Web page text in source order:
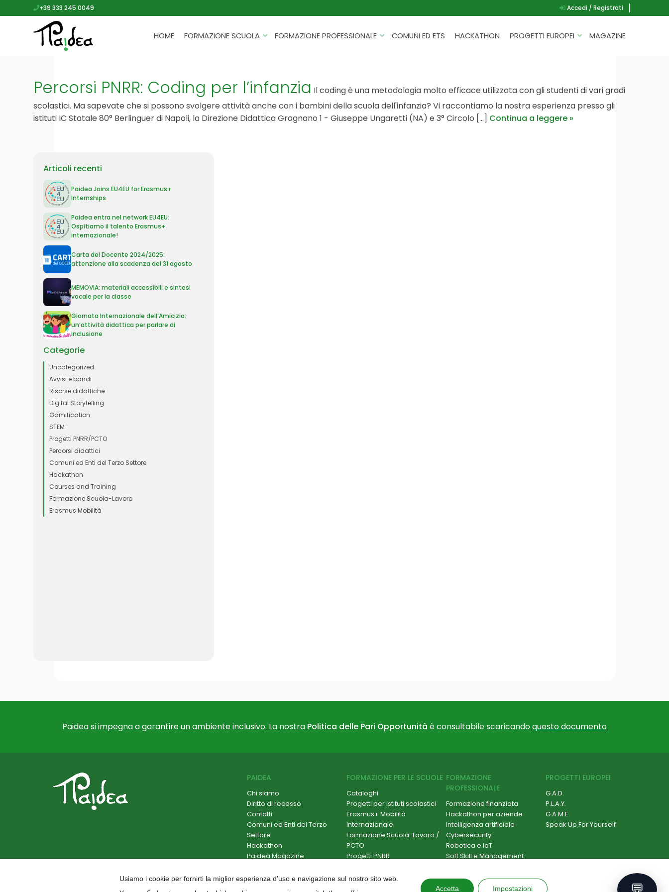
+39 333 245 0049 Accedi / Registrati
HOME FORMAZIONE SCUOLA
SCOLASTICI
ERASMUS+ MOBILITÀ
FORMAZIONE PROFESSIONALE
INTELLIGENZA ARTIFICIALE
CYBERSECURITY
COMUNI ED ETS HACKATHON PROGETTI EUROPEI
G.A.M.E.
SPEAK UP FOR YOURSELF
MAGAZINE
Percorsi PNRR: Coding per l’infanzia Il coding è una metodologia molto efficace utilizzata con gli studenti di vari gradi
scolastici. Ma sapevate che si possono svolgere attività anche con i bambini della scuola dell'infanzia? Vi raccontiamo la nostra esperienza presso gli
istituti IC Statale 80° Berlinguer di Napoli, la Direzione Didattica Gragnano 1 - Giuseppe Ungaretti (NA) e 3° Circolo [...] Continua a leggere
Articoli recenti
Paidea Joins EU4EU for Erasmus+
Internships
Paidea entra nel network EU4EU:
Ospitiamo il talento Erasmus+
internazionale!
Carta del Docente 2024/2025:
attenzione alla scadenza del 31 agosto
MEMOVIA: materiali accessibili e sintesi
vocale per la classe
Giornata Internazionale dell’Amicizia:
un’attività didattica per parlare di
inclusione
Categorie
Uncategorized
Avvisi e bandi
Risorse didattiche
Digital Storytelling
Gamification
STEM
Progetti PNRR/PCTO
Percorsi didattici
Comuni ed Enti del Terzo Settore
Hackathon
Courses and Training
Formazione Scuola-Lavoro
Erasmus Mobilità
Paidea si impegna a garantire un ambiente inclusivo. La nostra Politica delle Pari Opportunità è consultabile scaricandoquesto documento
PAIDEA
Chi siamo
Diritto di recesso
Contatti
Comuni ed Enti del Terzo
Settore
Hackathon
Paidea Magazine
Lavora con noi
FORMAZIONE PER LE SCUOLE
Cataloghi
Progetti per istituti scolastici
Erasmus+ Mobilità
Internazionale
Formazione Scuola-Lavoro /
PCTO
Progetti PNRR
Progettazione e
FORMAZIONE
PROFESSIONALE
Formazione finanziata
Hackathon per aziende
Intelligenza artificiale
Cybersecurity
Robotica e IoT
Soft Skill e Management
Formazione su misura
PROGETTI EUROPEI
G.A.D.
P.L.A.Y.
G.A.M.E.
Speak Up For Yourself
Usiamo i cookie per fornirti la miglior esperienza d'uso e navigazione sul nostro sito web.
Accetta Impostazioni